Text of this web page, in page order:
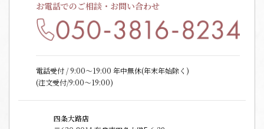
お電話でのご相談・お問い合わせ
電話受付 / 9:00〜19:00 年中無休(年末年始除く)
(注文受付/9:00～19:00)
四条大路店